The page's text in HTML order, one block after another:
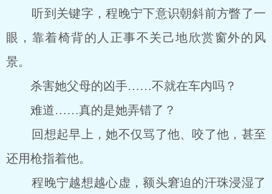
听到关键字，程晚宁下意识朝斜前方瞥了一
眼，靠着椅背的人正事不关己地欣赏窗外的风
景。
杀害她父母的凶手……不就在车内吗？
难道……真的是她弄错了？
回想起早上，她不仅骂了他、咬了他，甚至
还用枪指着他。
程晚宁越想越心虚，额头窘迫的汗珠浸湿了